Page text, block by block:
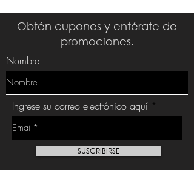
Obtén cupones y entérate de
promociones.
Nombre
Ingrese su correo electrónico aquí
SUSCRIBIRSE